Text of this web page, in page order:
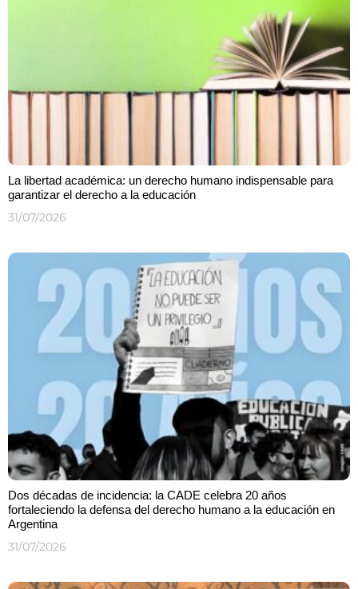
La libertad académica: un derecho humano indispensable para
garantizar el derecho a la educación
31/07/2026
Dos décadas de incidencia: la CADE celebra 20 años
fortaleciendo la defensa del derecho humano a la educación en
Argentina
31/07/2026